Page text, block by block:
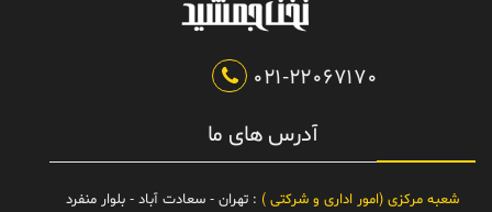
021-22067170
آدرس های ما
شعبه مرکزی (امور اداری و شرکتی ) : تهران - سعادت آباد - بلوار منفرد